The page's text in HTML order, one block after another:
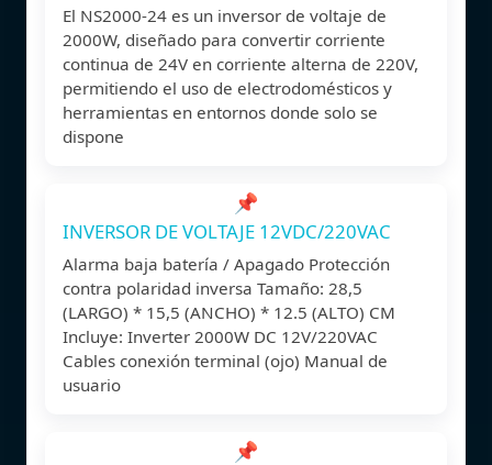
El NS2000-24 es un inversor de voltaje de
2000W, diseñado para convertir corriente
continua de 24V en corriente alterna de 220V,
permitiendo el uso de electrodomésticos y
herramientas en entornos donde solo se
dispone
📌
INVERSOR DE VOLTAJE 12VDC/220VAC
Alarma baja batería / Apagado Protección
contra polaridad inversa Tamaño: 28,5
(LARGO) * 15,5 (ANCHO) * 12.5 (ALTO) CM
Incluye: Inverter 2000W DC 12V/220VAC
Cables conexión terminal (ojo) Manual de
usuario
📌